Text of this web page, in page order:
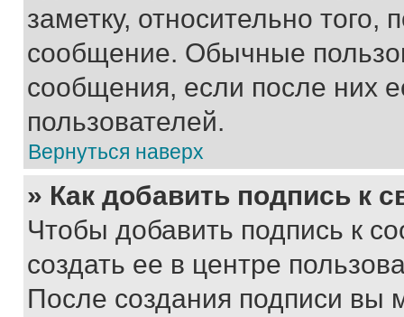
заметку, относительно
сообщение. Обычные
сообщения, если после них
пользователей.
Вернуться наверх
» Как добавить подпись к
Чтобы добавить подпись к
создать ее в центре
После создания подписи вы